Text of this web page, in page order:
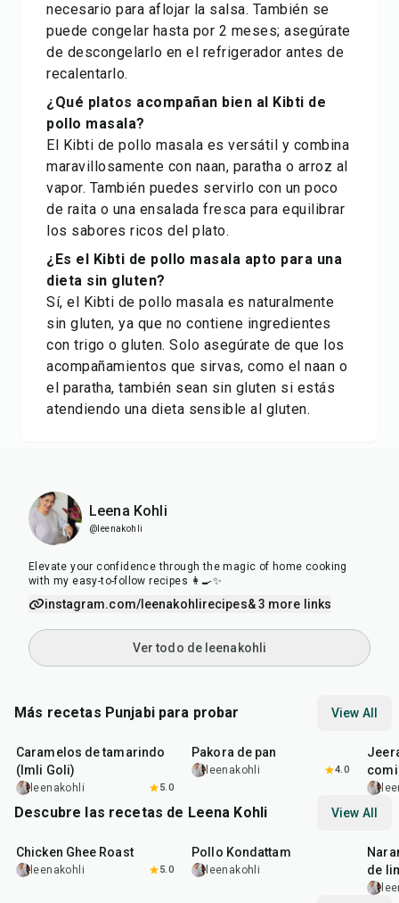
necesario para aflojar la salsa. También se
puede congelar hasta por 2 meses; asegúrate
de descongelarlo en el refrigerador antes de
recalentarlo.
¿Qué platos acompañan bien al Kibti de
pollo masala?
El Kibti de pollo masala es versátil y combina
maravillosamente con naan, paratha o arroz al
vapor. También puedes servirlo con un poco
de raita o una ensalada fresca para equilibrar
los sabores ricos del plato.
¿Es el Kibti de pollo masala apto para una
dieta sin gluten?
Sí, el Kibti de pollo masala es naturalmente
sin gluten, ya que no contiene ingredientes
con trigo o gluten. Solo asegúrate de que los
acompañamientos que sirvas, como el naan o
el paratha, también sean sin gluten si estás
atendiendo una dieta sensible al gluten.
Leena Kohli
@leenakohli
Elevate your confidence through the magic of home cooking
with my easy-to-follow recipes 👩‍🍳✨
instagram.com/leenakohlirecipes& 3 more links
Ver todo de leenakohli
Más recetas Punjabi para probar View All
Caramelos de tamarindo
(Imli Goli)
leenakohli 5.0
Pakora de pan
leenakohli 4.0
Descubre las recetas de Leena Kohli View All
Chicken Ghee Roast
leenakohli 5.0
Pollo Kondattam
leenakohli
de